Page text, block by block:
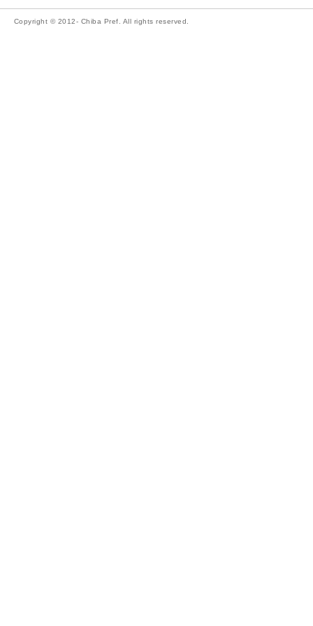
Copyright © 2012- Chiba Pref. All rights reserved.